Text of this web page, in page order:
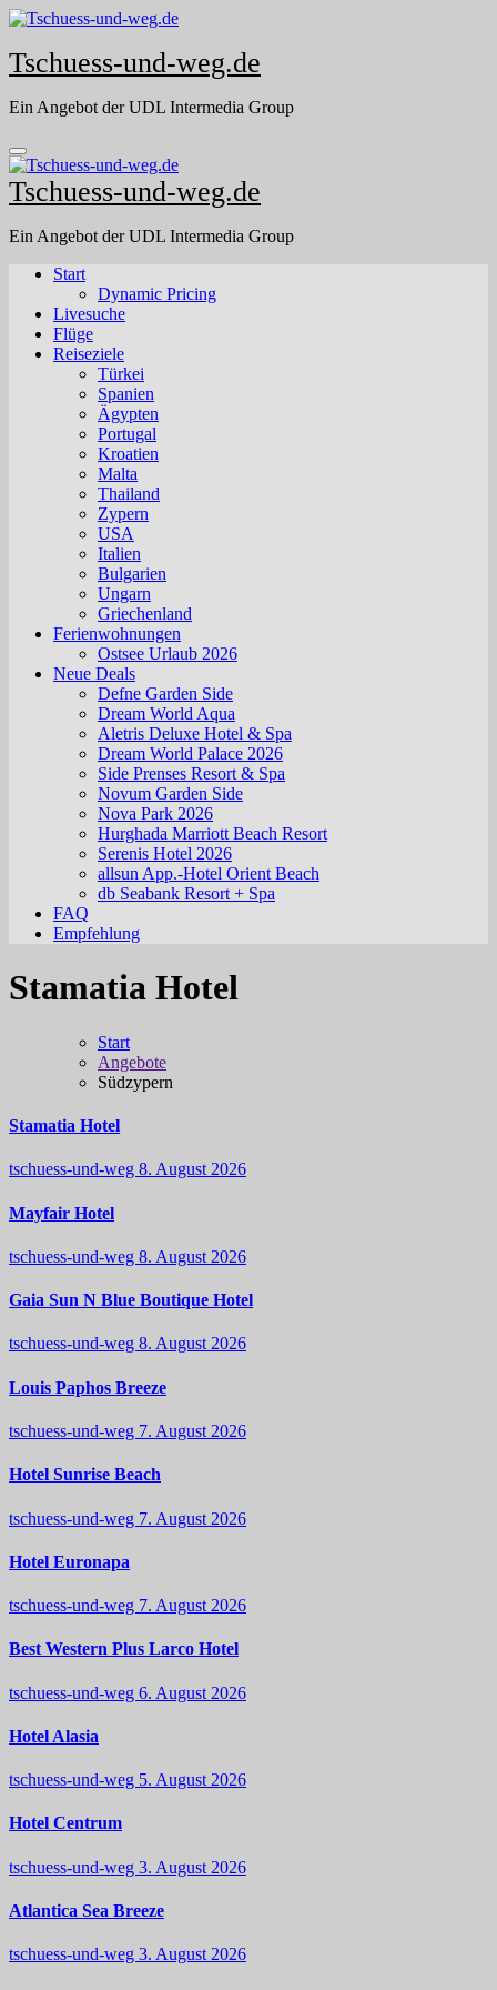
Skip
content
Tschuess-und-weg.de
Ein Angebot der UDL Intermedia Group
Tschuess-und-weg.de
Ein Angebot der UDL Intermedia Group
Start
Dynamic Pricing
Livesuche
Flüge
Reiseziele
Türkei
Spanien
Ägypten
Portugal
Kroatien
Malta
Thailand
Zypern
USA
Italien
Bulgarien
Ungarn
Griechenland
Ferienwohnungen
Ostsee Urlaub 2026
Neue Deals
Defne Garden Side
Dream World Aqua
Aletris Deluxe Hotel & Spa
Dream World Palace 2026
Side Prenses Resort & Spa
Novum Garden Side
Nova Park 2026
Hurghada Marriott Beach Resort
Serenis Hotel 2026
allsun App.-Hotel Orient Beach
db Seabank Resort + Spa
FAQ
Empfehlung
Stamatia Hotel
Start
Angebote
Südzypern
Stamatia Hotel
tschuess-und-weg 8. August 2026
Mayfair Hotel
tschuess-und-weg 8. August 2026
Gaia Sun N Blue Boutique Hotel
tschuess-und-weg 8. August 2026
Louis Paphos Breeze
tschuess-und-weg 7. August 2026
Hotel Sunrise Beach
tschuess-und-weg 7. August 2026
Hotel Euronapa
tschuess-und-weg 7. August 2026
Best Western Plus Larco Hotel
tschuess-und-weg 6. August 2026
Hotel Alasia
tschuess-und-weg 5. August 2026
Hotel Centrum
tschuess-und-weg 3. August 2026
Atlantica Sea Breeze
tschuess-und-weg 3. August 2026